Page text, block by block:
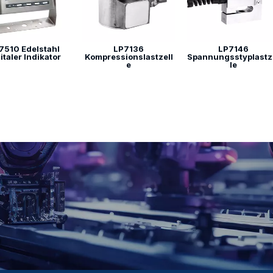
Edelstahl
Indikator
LP7136
Kompressionslastzell
e
LP7146
le